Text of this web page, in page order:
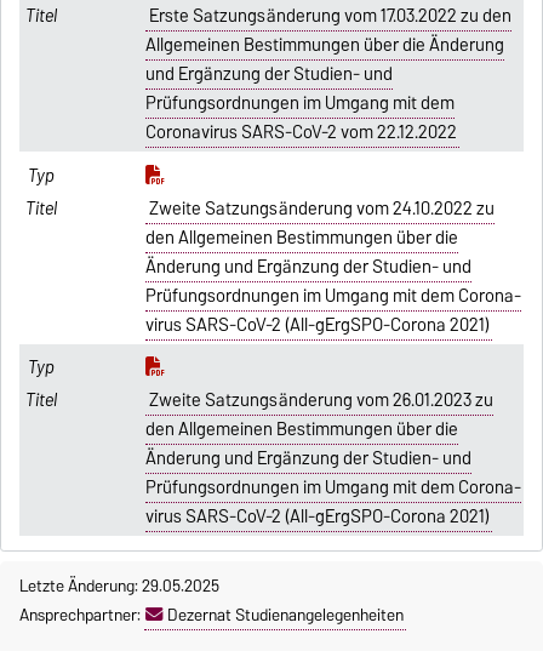
Erste Satzungsänderung vom 17.03.2022 zu den
Allgemeinen Bestimmungen über die Änderung
und Ergänzung der Studien- und
Prüfungsordnungen im Umgang mit dem
Coronavirus SARS-CoV-2 vom 22.12.2022
Zweite Satzungsänderung vom 24.10.2022 zu
den Allgemeinen Bestimmungen über die
Änderung und Ergänzung der Studien- und
Prüfungsordnungen im Umgang mit dem Corona-
virus SARS-CoV-2 (All-gErgSPO-Corona 2021)
Zweite Satzungsänderung vom 26.01.2023 zu
den Allgemeinen Bestimmungen über die
Änderung und Ergänzung der Studien- und
Prüfungsordnungen im Umgang mit dem Corona-
virus SARS-CoV-2 (All-gErgSPO-Corona 2021)
Letzte Änderung: 29.05.2025
Ansprechpartner:
Dezernat Studienangelegenheiten